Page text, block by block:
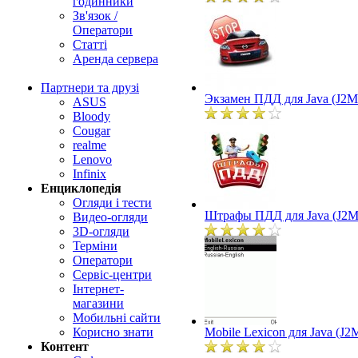
Зв'язок /
Оператори
Статті
Аренда сервера
Партнери та друзі
ASUS
Bloody
Cougar
realme
Lenovo
Infinix
Енциклопедія
Огляди і тести
Видео-огляди
3D-огляди
Терміни
Оператори
Сервіс-центри
Інтернет-
магазини
Мобильні сайти
Корисно знати
Контент
Экзамен ПДД для Java
Штрафы ПДД для Java
Mobile Lexicon для Java